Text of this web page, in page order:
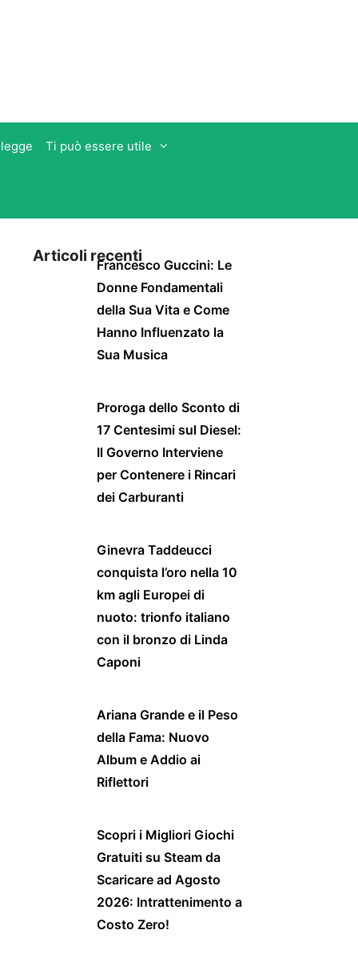
Ti può essere utile
Articoli recentiFrancesco Guccini: Le
Donne Fondamentali
della Sua Vita e Come
Hanno Influenzato la
Sua Musica
Proroga dello Sconto di
17 Centesimi sul Diesel:
Il Governo Interviene
per Contenere i Rincari
dei Carburanti
Ginevra Taddeucci
conquista l’oro nella 10
km agli Europei di
nuoto: trionfo italiano
con il bronzo di Linda
Caponi
Ariana Grande e il Peso
della Fama: Nuovo
Album e Addio ai
Riflettori
Scopri i Migliori Giochi
Gratuiti su Steam da
Scaricare ad Agosto
2026: Intrattenimento a
Costo Zero!